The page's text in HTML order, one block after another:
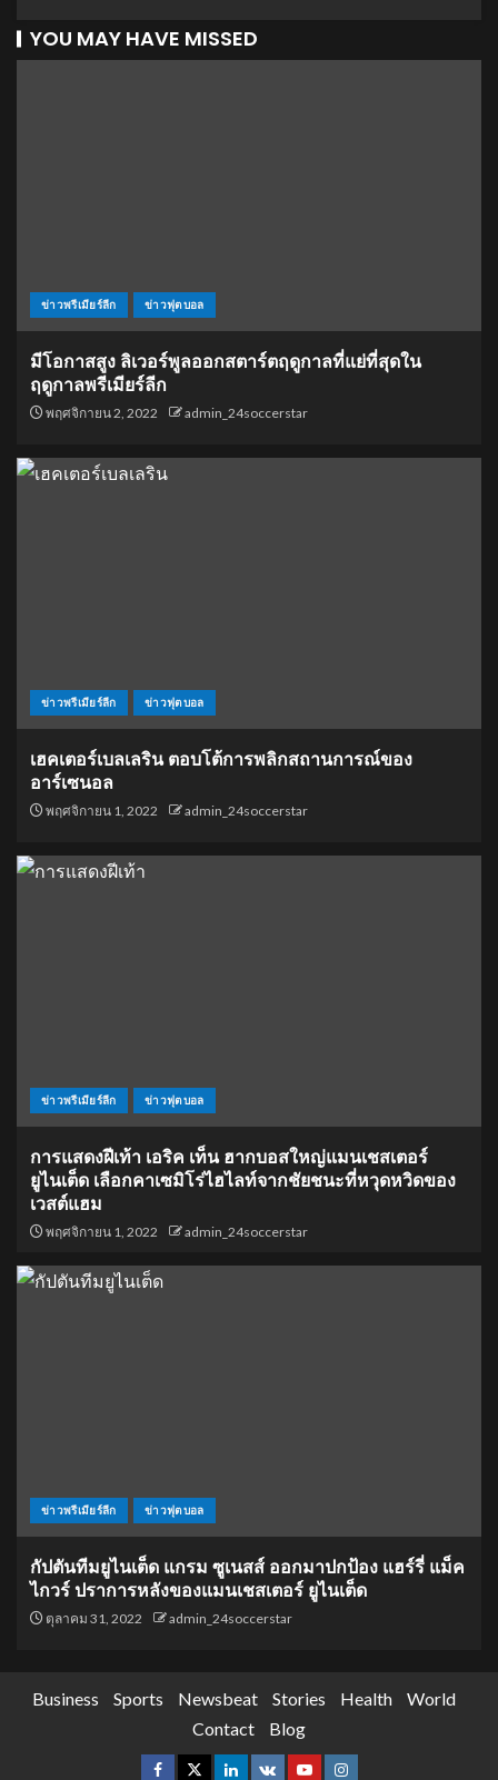
YOU MAY HAVE MISSED
ข่าวพรีเมียร์ลีก ข่าวฟุตบอล
มีโอกาสสูง ลิเวอร์พูลออกสตาร์ตฤดูกาลที่แย่ที่สุดใน
ฤดูกาลพรีเมียร์ลีก
พฤศจิกายน 2, 2022 admin_24soccerstar
ข่าวพรีเมียร์ลีก ข่าวฟุตบอล
เฮคเตอร์เบลเลริน ตอบโต้การพลิกสถานการณ์ของ
อาร์เซนอล
พฤศจิกายน 1, 2022 admin_24soccerstar
ข่าวพรีเมียร์ลีก ข่าวฟุตบอล
การแสดงฝีเท้า เอริค เท็น ฮากบอสใหญ่แมนเชสเตอร์
ยูไนเต็ด เลือกคาเซมิโร่ไฮไลท์จากชัยชนะที่หวุดหวิดของ
เวสต์แฮม
พฤศจิกายน 1, 2022 admin_24soccerstar
ข่าวพรีเมียร์ลีก ข่าวฟุตบอล
กัปตันทีมยูไนเต็ด แกรม ซูเนสส์ ออกมาปกป้อง แฮร์รี่ แม็ค
ไกวร์ ปราการหลังของแมนเชสเตอร์ ยูไนเต็ด
ตุลาคม 31, 2022 admin_24soccerstar
Business Sports Newsbeat Stories Health
World
Contact
Blog